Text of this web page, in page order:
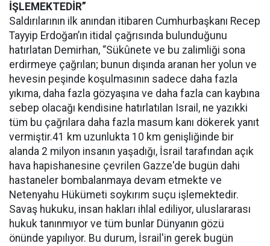
İŞLEMEKTEDİR”
Saldırılarının ilk anından itibaren Cumhurbaşkanı Recep
Tayyip Erdoğan’ın itidal çağrısında bulunduğunu
hatırlatan Demirhan, “Sükûnete ve bu zalimliği sona
erdirmeye çağrılan; bunun dışında aranan her yolun ve
hevesin peşinde koşulmasının sadece daha fazla
yıkıma, daha fazla gözyaşına ve daha fazla can kaybına
sebep olacağı kendisine hatırlatılan Israil, ne yazıkki
tüm bu çağrılara daha fazla masum kanı dökerek yanıt
vermiştir.41 km uzunlukta 10 km genişliğinde bir
alanda 2 milyon insanın yaşadığı, İsrail tarafından açık
hava hapishanesine çevrilen Gazze'de bugün dahi
hastaneler bombalanmaya devam etmekte ve
Netenyahu Hükümeti soykırım suçu işlemektedir.
Savaş hukuku, insan hakları ihlal ediliyor, uluslararası
hukuk tanınmıyor ve tüm bunlar Dünyanın gözü
önünde yapılıyor. Bu durum, İsrail'in gerek bugün